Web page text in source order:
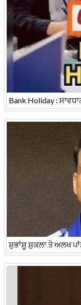
Bank Holiday :
ਸ਼ੁਭਾਂਸ਼ੂ ਸ਼ੁਕਲਾ ਤੇ ਅਲਖ